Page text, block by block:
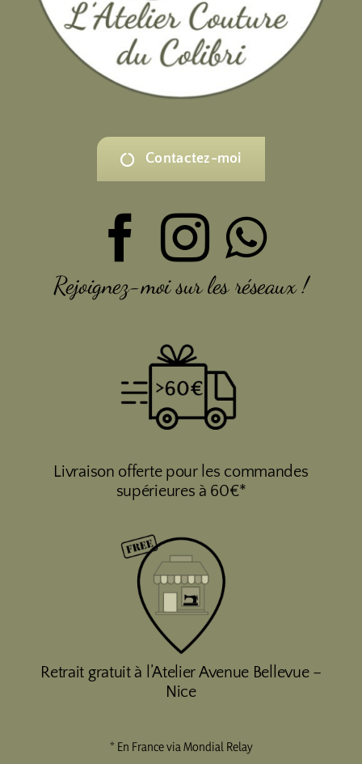
Contactez-moi
Rejoignez-moi sur les réseaux !
Livraison offerte pour les commandes
supérieures à 60€*
Retrait gratuit à l’Atelier Avenue Bellevue –
Nice
* En France via Mondial Relay